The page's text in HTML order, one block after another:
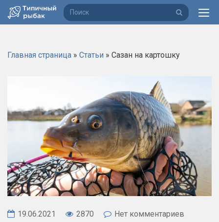
о
к
Главная страница » Статьи » Сазан на картошку
19.06.2021 2870 Нет комментариев